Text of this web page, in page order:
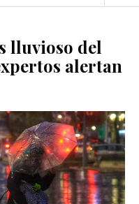
lluvioso del
alertan